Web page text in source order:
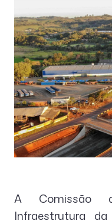
A Comissão
Infraestrutura